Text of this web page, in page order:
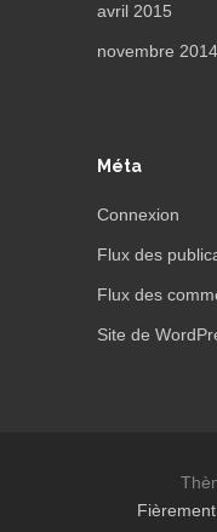
avril 2015
novembre 2014
Méta
Connexion
Flux des
Flux des
Site de